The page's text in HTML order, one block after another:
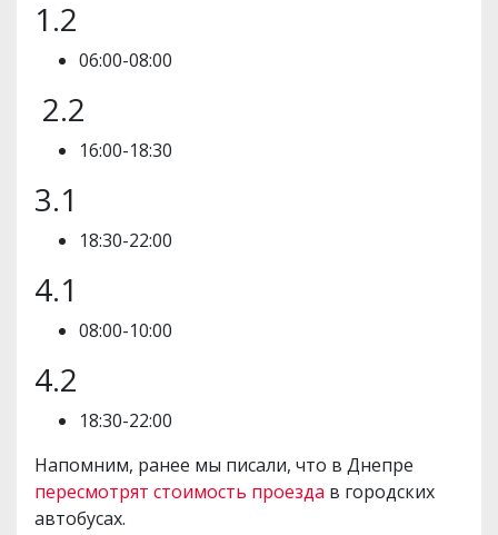
1.2
06:00-08:00
2.2
16:00-18:30
3.1
18:30-22:00
4.1
08:00-10:00
4.2
18:30-22:00
Напомним, ранее мы писали, что в Днепре
пересмотрят стоимость проезда в городских
автобусах.